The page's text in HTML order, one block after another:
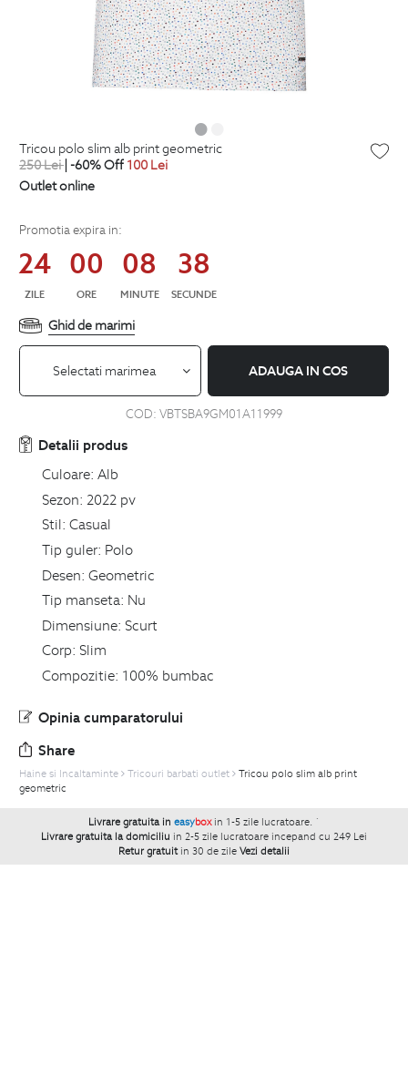
tricou polo slim alb print geometric
250Lei| -60% Off 100 Lei
Outlet online
Promotia expira in:
24
ZILE
00
ORE
08
MINUTE
38
SECUNDE
Ghid de marimi
Selectati marimea ADAUGA IN COS
COD: VBTSBA9GM01A11999
Detalii produs
Culoare: Alb
Sezon: 2022 pv
Stil: Casual
Tip guler: Polo
Desen: Geometric
Tip manseta: Nu
Dimensiune: Scurt
Corp: Slim
Compozitie: 100% bumbac
Opinia cumparatorului
Share
Haine si Incaltaminte Tricouri barbati outlet
Tricou polo slim alb print
geometric
Livrare gratuita in easybox in 1-5 zile lucratoare. `
Livrare gratuita la domiciliu in 2-5 zile lucratoare incepand cu 249 Lei
Retur gratuit in 30 de zile Vezi detalii